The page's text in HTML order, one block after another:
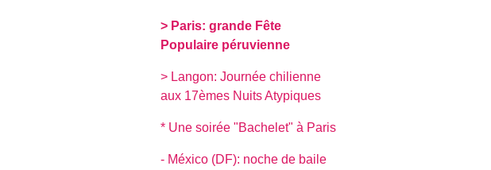
> Paris: grande Fête
Populaire péruvienne
> Langon: Journée chilienne
aux 17èmes Nuits Atypiques
* Une soirée "Bachelet" à Paris
- México (DF): noche de baile